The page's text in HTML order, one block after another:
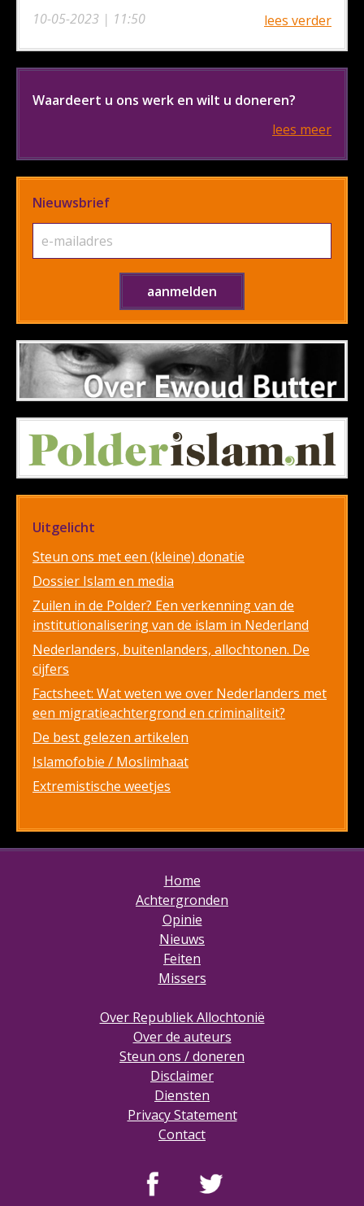
10-05-2023 | 11:50
lees verder
Waardeert u ons werk en wilt u doneren?
lees meer
Nieuwsbrief
Uitgelicht
Steun ons met een (kleine) donatie
Dossier Islam en media
Zuilen in de Polder? Een verkenning van de
institutionalisering van de islam in Nederland
Nederlanders, buitenlanders, allochtonen. De
cijfers
Factsheet: Wat weten we over Nederlanders met
een migratieachtergrond en criminaliteit?
De best gelezen artikelen
Islamofobie / Moslimhaat
Extremistische weetjes
Home
Achtergronden
Opinie
Nieuws
Feiten
Missers
Over Republiek Allochtonië
Over de auteurs
Steun ons / doneren
Disclaimer
Diensten
Privacy Statement
Contact